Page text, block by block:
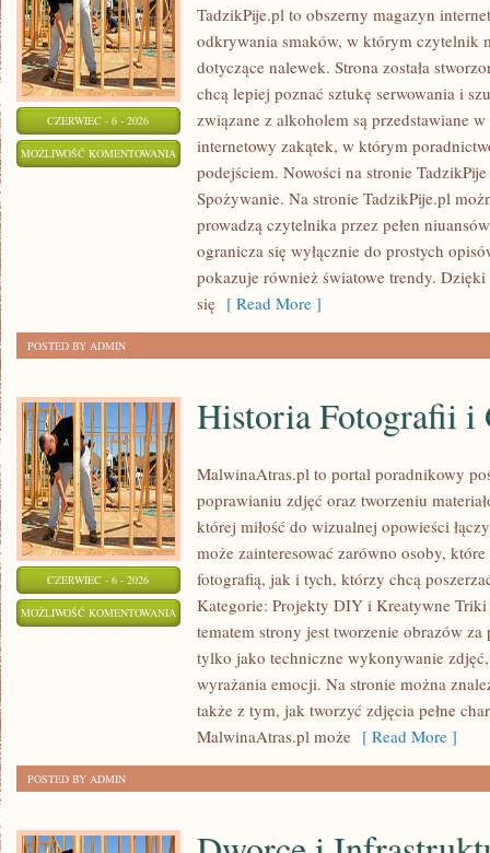
CZERWIEC - 6 - 2026
MOŻLIWOŚĆ KOMENTOWANIA HISTORIA
ALKOHOLU
TadzikPije.pl to obszerny magazyn
odkrywania smaków, w którym czytelnik
dotyczące nalewek. Strona została
chcą lepiej poznać sztukę serwowania i
związane z alkoholem są przedstawiane
internetowy zakątek, w którym
podejściem. Nowości na stronie
Spożywanie. Na stronie TadzikPije.pl
prowadzą czytelnika przez pełen
ogranicza się wyłącznie do prostych
pokazuje również światowe trendy.
się [ Read More ]
POSTED BY ADMIN
CZERWIEC - 6 - 2026
MOŻLIWOŚĆ KOMENTOWANIA HISTORIA
FOTOGRAFII
GRAFIKI
Historia Fotografii i
MalwinaAtras.pl to portal poradnikowy
poprawianiu zdjęć oraz tworzeniu
której miłość do wizualnej opowieści
może zainteresować zarówno osoby,
fotografią, jak i tych, którzy chcą
Kategorie: Projekty DIY i Kreatywne
tematem strony jest tworzenie obrazów
tylko jako techniczne wykonywanie
wyrażania emocji. Na stronie można
także z tym, jak tworzyć zdjęcia pełne
MalwinaAtras.pl może [ Read More ]
POSTED BY ADMIN